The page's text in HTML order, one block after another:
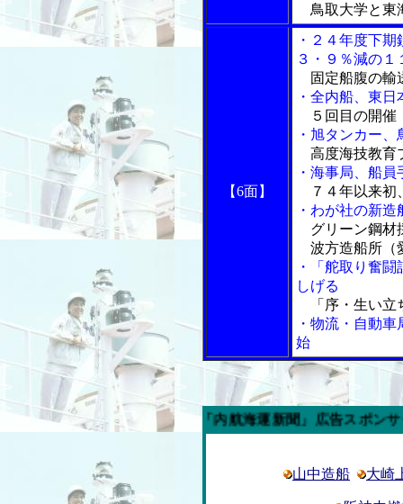
鳥取大学と東
【6面】
・２４年度下
３・９％減の１
固定船腹の輸
・全内船、東
５回目の開催
・旭タンカー
高度海技教育
・海事局、船
７４年以来初
・わが社の新
グリーン鋼材
波方造船所（
・「舵取り奮
しげる
「序・生い立
・物流・自動
始
今週の「内航海運新聞」広告スポンサー企業
山中造船 大崎